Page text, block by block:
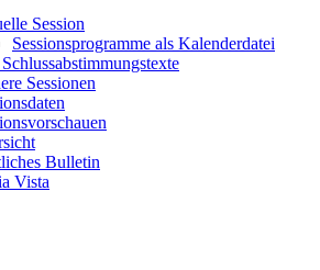
Session
Sessionsprogramme als Kalenderdatei
Sessionen
Bulletin
Vista